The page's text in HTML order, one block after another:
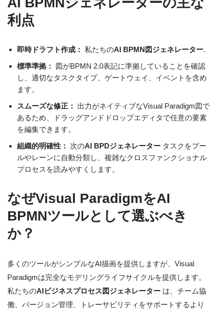
利点
即時ドラフト作成： 私たちのAI BPMN図ジェネレーター.
標準準拠：
図がBPMN 2.0表記に準拠していることを確認
し、適切なタスクタイプ、ゲートウェイ、イベントを含め
ます。
スムーズな修正：
出力がネイティブなVisual Paradigm図で
あるため、ドラッグアンドドロップエディタで任意の要素
を編集できます。
組織的明確性：
次のAI BPDジェネレーター タスクをプー
ルやレーンに自動分類し、複雑なクロスファンクショナル
プロセスを読みやすくします。
なぜVisual ParadigmをAI
BPMNツールとして選ぶべき
か？
多くのツールがシンプルなAI描画を提供しますが、Visual
Paradigmは完全なモデリングライフサイクルを提供します。
私たちのAIビジネスプロセス図ジェネレーター は、チーム協
働、バージョン管理、トレーサビリティをサポートするより